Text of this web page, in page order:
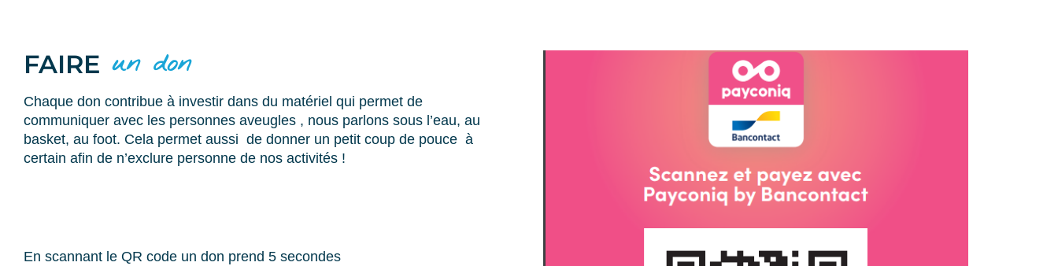
FAIRE un don
Chaque don contribue à investir dans du matériel qui permet de
communiquer avec les personnes aveugles , nous parlons sous l’eau, au
basket, au foot. Cela permet aussi de donner un petit coup de pouce à
certain afin de n’exclure personne de nos activités !
En scannant le QR code un don prend 5 secondes